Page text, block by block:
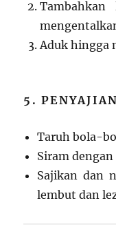
Aduk hingga
5. PENYAJIAN
Taruh bola-
Siram
Sajikan dan
lembut dan